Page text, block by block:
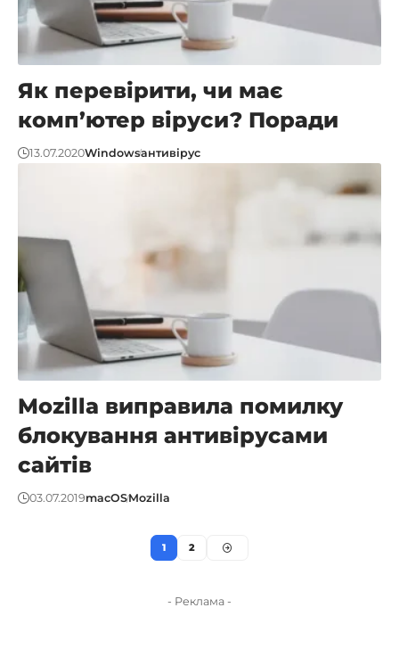
Як перевірити, чи має
комп’ютер віруси? Поради
13.07.2020Windowsантивірус
Mozilla виправила помилку
блокування антивірусами
сайтів
03.07.2019macOSMozilla
1 2
- Реклама -